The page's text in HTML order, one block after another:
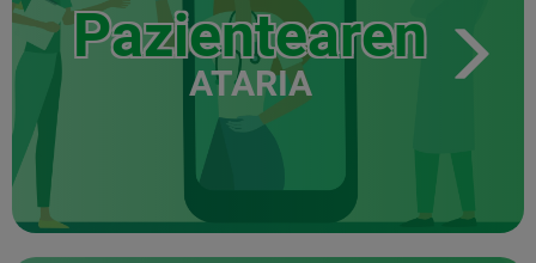
Pazientearen
ATARIA